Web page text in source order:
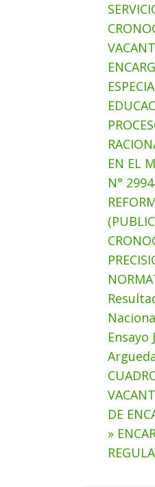
EN EL
N°
Ensayo
DE
»